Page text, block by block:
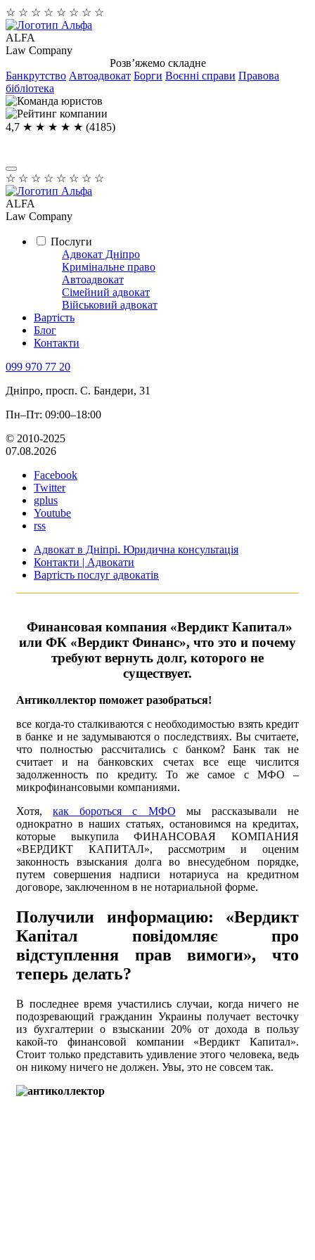
☆ ☆ ☆ ☆ ☆ ☆ ☆ ☆
ALFA
Law Company
Розв’яжемо складне
Банкрутство Автоадвокат Борги Воєнні справи Правова
бібліотека
4,7 ★ ★ ★ ★ ★ (4185)
☆ ☆ ☆ ☆ ☆ ☆ ☆ ☆
ALFA
Law Company
Послуги
Адвокат Дніпро
Кримінальне право
Автоадвокат
Сімейний адвокат
Військовий адвокат
Вартість
Блог
Контакти
099 970 77 20
Дніпро, просп. С. Бандери, 31
Пн–Пт: 09:00–18:00
© 2010-2025
07.08.2026
Facebook
Twitter
gplus
Youtube
rss
Адвокат в Дніпрі. Юридична консультація
Контакти | Адвокати
Вартість послуг адвокатів
Финансовая компания «Вердикт Капитал»
или ФК «Вердикт Финанс», что это и почему
требуют вернуть долг, которого не
существует.
Антиколлектор поможет разобраться!
все когда-то сталкиваются с необходимостью взять кредит
в банке и не задумываются о последствиях. Вы считаете,
что полностью рассчитались с банком? Банк так не
считает и на банковских счетах все еще числится
задолженность по кредиту. То же самое с МФО –
микрофинансовыми компаниями.
Хотя,как бороться с МФО мы рассказывали не
однократно в наших статьях, остановимся на кредитах,
которые выкупила ФИНАНСОВАЯ КОМПАНИЯ
«ВЕРДИКТ КАПИТАЛ», рассмотрим и оценим
законность взыскания долга во внесудебном порядке,
путем совершения надписи нотариуса на кредитном
договоре, заключенном в не нотариальной форме.
Получили информацию: «Вердикт
Капітал повідомляє про
відступлення прав вимоги», что
теперь делать?
В последнее время участились случаи, когда ничего не
подозревающий гражданин Украины получает весточку
из бухгалтерии о взыскании 20% от дохода в пользу
какой-то финансовой компании «Вердикт Капитал».
Стоит только представить удивление этого человека, ведь
он никому ничего не должен. Увы, это не совсем так.